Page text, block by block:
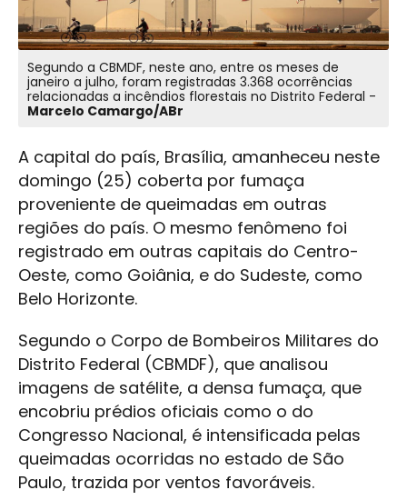
Segundo a CBMDF, neste ano, entre os meses de
janeiro a julho, foram registradas 3.368 ocorrências
relacionadas a incêndios florestais no Distrito Federal -
Marcelo Camargo/ABr
A capital do país, Brasília, amanheceu neste
domingo (25) coberta por fumaça
proveniente de queimadas em outras
regiões do país. O mesmo fenômeno foi
registrado em outras capitais do Centro-
Oeste, como Goiânia, e do Sudeste, como
Belo Horizonte.
Segundo o Corpo de Bombeiros Militares do
Distrito Federal (CBMDF), que analisou
imagens de satélite, a densa fumaça, que
encobriu prédios oficiais como o do
Congresso Nacional, é intensificada pelas
queimadas ocorridas no estado de São
Paulo, trazida por ventos favoráveis.